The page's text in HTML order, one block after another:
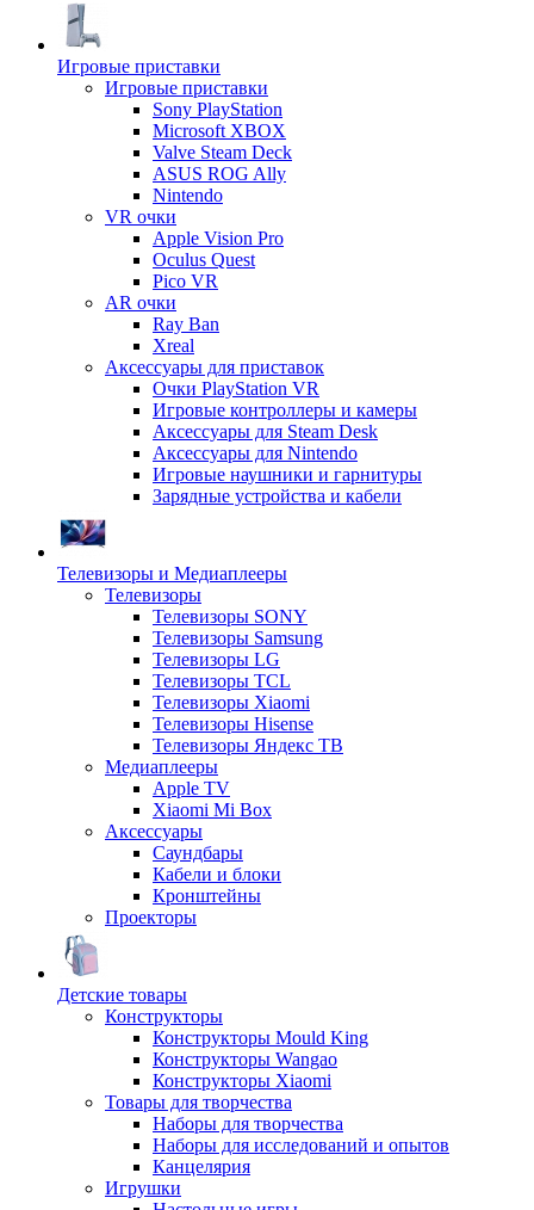
Игровые приставки
Игровые приставки
Sony PlayStation
Microsoft XBOX
Valve Steam Deck
ASUS ROG Ally
Nintendo
VR очки
Apple Vision Pro
Oculus Quest
Pico VR
AR очки
Ray Ban
Xreal
Аксессуары для приставок
Очки PlayStation VR
Игровые контроллеры и камеры
Аксессуары для Steam Desk
Аксессуары для Nintendo
Игровые наушники и гарнитуры
Зарядные устройства и кабели
Телевизоры и Медиаплееры
Телевизоры
Телевизоры SONY
Телевизоры Samsung
Телевизоры LG
Телевизоры TCL
Телевизоры Xiaomi
Телевизоры Hisense
Телевизоры Яндекс ТВ
Медиаплееры
Apple TV
Xiaomi Mi Box
Аксессуары
Саундбары
Кабели и блоки
Кронштейны
Проекторы
Детские товары
Конструкторы
Конструкторы Mould King
Конструкторы Wangao
Конструкторы Xiaomi
Товары для творчества
Наборы для творчества
Наборы для исследований и опытов
Канцелярия
Игрушки